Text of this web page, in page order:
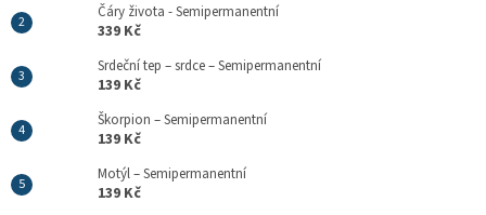
Čáry života - Semipermanentní
339 Kč
Srdeční tep – srdce – Semipermanentní
139 Kč
Škorpion – Semipermanentní
139 Kč
Motýl – Semipermanentní
139 Kč